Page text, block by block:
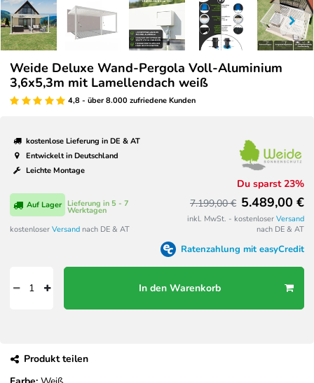
Weide Deluxe Wand-Pergola Voll-Aluminium
3,6x5,3m mit Lamellendach weiß
4,8 - über 8.000 zufriedene Kunden
kostenlose Lieferung in DE & AT
Entwickelt in Deutschland
Leichte Montage
Lieferung in 5 - 7
Werktagen
Auf Lager
kostenloser Versand nach DE & AT
Du sparst 23%
7.199,00 € 5.489,00 €
inkl. MwSt. - kostenloser Versand
nach DE & AT
Ratenzahlung mit easyCredit
In den Warenkorb
Produkt teilen